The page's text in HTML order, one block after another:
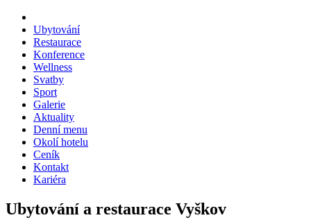
Ubytování
Restaurace
Konference
Wellness
Svatby
Sport
Galerie
Aktuality
Denní menu
Okolí hotelu
Ceník
Kontakt
Kariéra
Ubytování a restaurace Vyškov